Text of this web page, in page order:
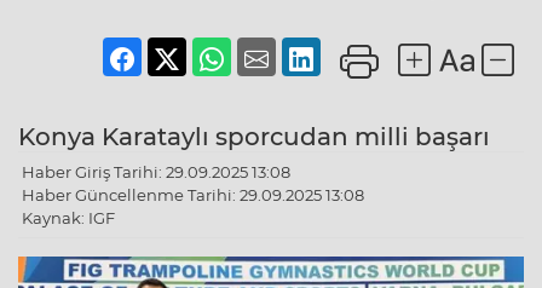
Konya Karataylı sporcudan milli başarı
Haber Giriş Tarihi: 29.09.2025 13:08
Haber Güncellenme Tarihi: 29.09.2025 13:08
Kaynak: IGF